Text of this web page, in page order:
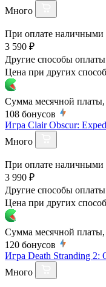
Много
При оплате наличными
3 590 ₽
Другие способы оплаты
Цена при других
Сумма месячной платы,
108 бонусов
Игра Clair Obscur:
Много
При оплате наличными
3 990 ₽
Другие способы оплаты
Цена при других
Сумма месячной платы,
120 бонусов
Игра Death Stranding 2:
Много